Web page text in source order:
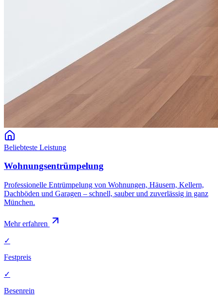
Beliebteste Leistung
Wohnungsentrümpelung
Professionelle Entrümpelung von Wohnungen, Häusern, Kellern,
Dachböden und Garagen – schnell, sauber und zuverlässig in ganz
München.
Mehr erfahren
✓
Festpreis
✓
Besenrein